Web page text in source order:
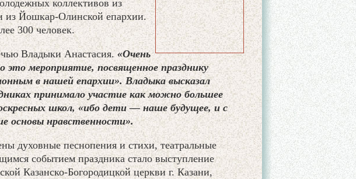
коллективов из
из Йошкар-Олинской епархии.
300 человек.
Владыки Анастасия.«Очень
это мероприятие, посвященное празднику
в нашей епархии». Владыка высказал
принимало участие как можно большее
школ, «ибо дети — наше будущее, и с
основы нравственности».
духовные песнопения и стихи, театральные
событием праздника стало выступление
Казанско-Богородицкой церкви г. Казани,